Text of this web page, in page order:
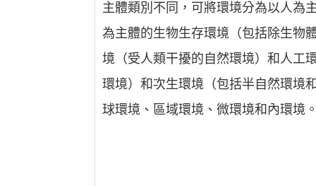
主體類別不同，可將環境分為以人為
為主體的生物生存環境（包括除生物
境（受人類干擾的自然環境）和人工
環境）和次生環境（包括半自然環境
球環境、區域環境、微環境和內環境